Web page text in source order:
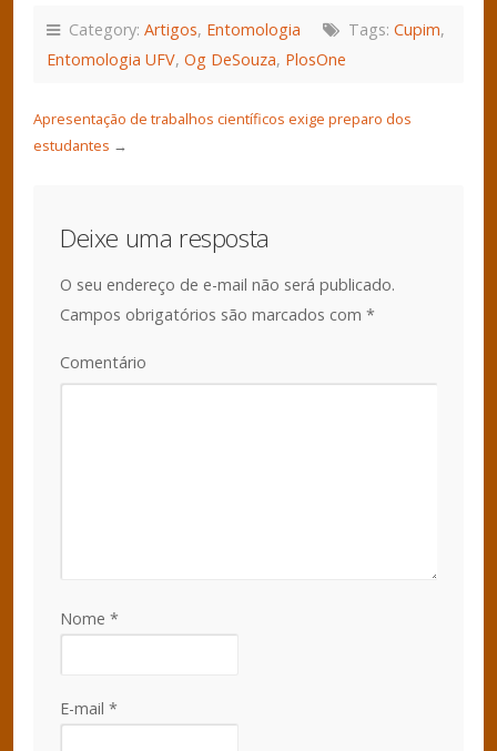
Category: Artigos, Entomologia Tags: Cupim,
Entomologia UFV, Og DeSouza, PlosOne
Apresentação de trabalhos científicos exige preparo dos
estudantes →
Deixe uma resposta
O seu endereço de e-mail não será publicado.
Campos obrigatórios são marcados com *
Comentário
Nome *
E-mail *